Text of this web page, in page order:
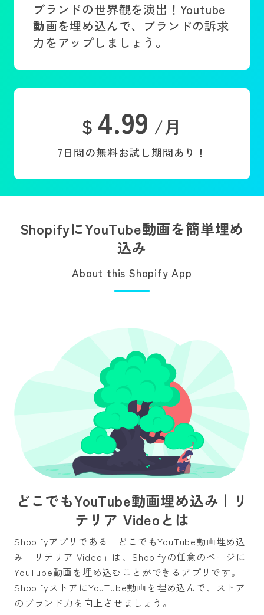
ブランドの世界観を演出！Youtube
動画を埋め込んで、ブランドの訴求
力をアップしましょう。
$ 4.99 /月
7日間の無料お試し期間あり！
ShopifyにYouTube動画を簡単埋め
込み
About this Shopify App
どこでもYouTube動画埋め込み｜リ
テリア Videoとは
Shopifyアプリである「どこでもYouTube動画埋め込
み｜リテリア Video」は、Shopifyの任意のページに
YouTube動画を埋め込むことができるアプリです。
ShopifyストアにYouTube動画を埋め込んで、ストア
のブランド力を向上させましょう。